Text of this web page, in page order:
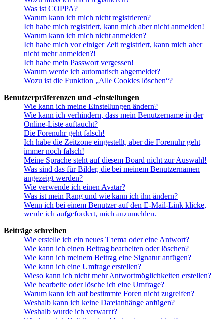
Was ist COPPA?
Warum kann ich mich nicht registrieren?
Ich habe mich registriert, kann mich aber nicht anmelden!
Warum kann ich mich nicht anmelden?
Ich habe mich vor einiger Zeit registriert, kann mich aber
nicht mehr anmelden?!
Ich habe mein Passwort vergessen!
Warum werde ich automatisch abgemeldet?
Wozu ist die Funktion „Alle Cookies löschen“?
Benutzerpräferenzen und -einstellungen
Wie kann ich meine Einstellungen ändern?
Wie kann ich verhindern, dass mein Benutzername in der
Online-Liste auftaucht?
Die Forenuhr geht falsch!
Ich habe die Zeitzone eingestellt, aber die Forenuhr geht
immer noch falsch!
Meine Sprache steht auf diesem Board nicht zur Auswahl!
Was sind das für Bilder, die bei meinem Benutzernamen
angezeigt werden?
Wie verwende ich einen Avatar?
Was ist mein Rang und wie kann ich ihn ändern?
Wenn ich bei einem Benutzer auf den E-Mail-Link klicke,
werde ich aufgefordert, mich anzumelden.
Beiträge schreiben
Wie erstelle ich ein neues Thema oder eine Antwort?
Wie kann ich einen Beitrag bearbeiten oder löschen?
Wie kann ich meinem Beitrag eine Signatur anfügen?
Wie kann ich eine Umfrage erstellen?
Wieso kann ich nicht mehr Antwortmöglichkeiten erstellen?
Wie bearbeite oder lösche ich eine Umfrage?
Warum kann ich auf bestimmte Foren nicht zugreifen?
Weshalb kann ich keine Dateianhänge anfügen?
Weshalb wurde ich verwarnt?